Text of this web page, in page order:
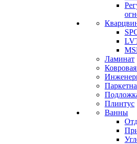
Ламинат
Плинтус
Ванны